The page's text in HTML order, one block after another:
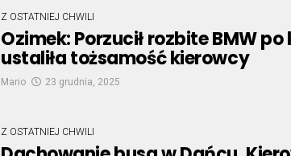
Z OSTATNIEJ CHWILI
Ozimek: Porzucił rozbite BMW
ustaliła tożsamość kierowcy
Mario 23 grudnia, 2025
Z OSTATNIEJ CHWILI